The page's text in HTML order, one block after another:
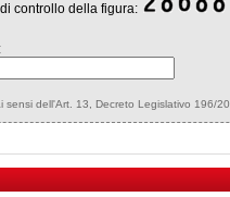
controllo della figura:
sensi dell'Art. 13, Decreto Legislativo 196/